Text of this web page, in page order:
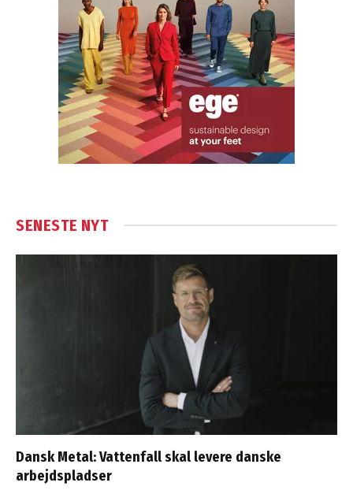
SENESTE NYT
Dansk Metal: Vattenfall skal levere danske
arbejdspladser